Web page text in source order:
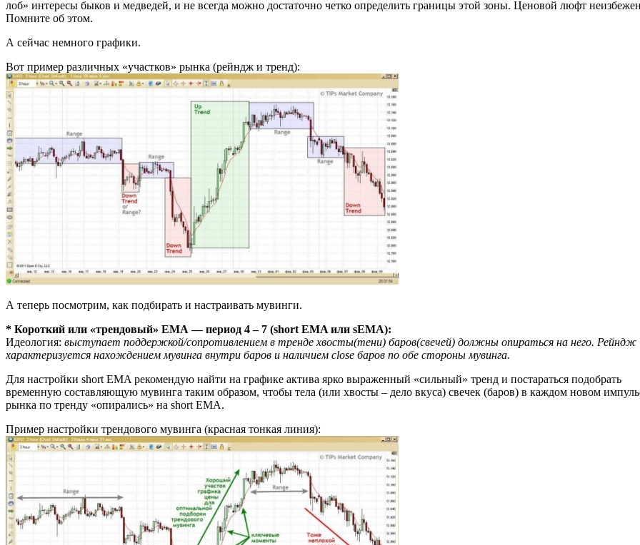
лоб» интересы быков и медведей, и не всегда можно достаточно четко определить границы этой зоны. Ценовой люфт
Помните об этом.
А сейчас немного графики.
Вот пример различных «участков» рынка (рейндж и тренд):
А теперь посмотрим, как подбирать и настраивать мувинги.
* Короткий или «трендовый» ЕМА — период 4 – 7 (short EMA или sEMA):
Идеология: выступает поддержкой/сопротивлением в тренде хвосты(тени) баров(свечей) должны опираться на него. Рейндж
характеризуется нахождением мувинга внутри баров и наличием close баров по обе стороны мувинга.
Для настройки short EMA рекомендую найти на графике актива ярко выраженный «сильный» тренд и постараться подобрать
временную составляющую мувинга таким образом, чтобы тела (или хвосты – дело вкуса) свечек (баров) в каждом новом
рынка по тренду «опирались» на short EMA.
Пример настройки трендового мувинга (красная тонкая линия):